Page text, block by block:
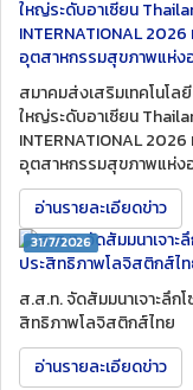
สมาคมส่งเสริมเทคโนโล
ใหญ่ระดับอาเซียน
INTERNATIONAL
อุตสาหกรรมสุขภาพแห่ง
อ่านรายละเอียดข่าว
31/7/2026
ส.ส.ท. จัดสัมมนาเจาะลึ
สิทธิภาพโลจิสติกส์ไทย
อ่านรายละเอียดข่าว